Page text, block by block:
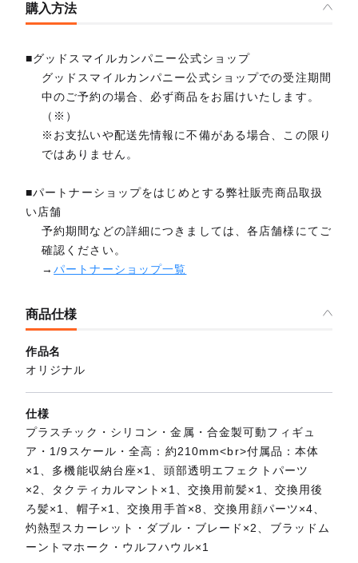
購入方法
■グッドスマイルカンパニー公式ショップ
グッドスマイルカンパニー公式ショップでの受注期間
中のご予約の場合、必ず商品をお届けいたします。
（※）
※お支払いや配送先情報に不備がある場合、この限り
ではありません。
■パートナーショップをはじめとする弊社販売商品取扱
い店舗
予約期間などの詳細につきましては、各店舗様にてご
確認ください。
→パートナーショップ一覧
商品仕様
作品名
オリジナル
仕様
プラスチック・シリコン・金属・合金製可動フィギュ
ア・1/9スケール・全高：約210mm<br>付属品：本体
×1、多機能収納台座×1、頭部透明エフェクトパーツ
×2、タクティカルマント×1、交換用前髪×1、交換用後
ろ髪×1、帽子×1、交換用手首×8、交換用顔パーツ×4、
灼熱型スカーレット・ダブル・ブレード×2、ブラッドム
ーントマホーク・ウルフハウル×1